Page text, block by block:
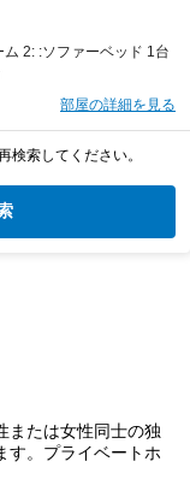
2: :ソファーベッド 1台
部屋の詳細を見る
検索してください。
または女性同士の独
す。プライベートホ